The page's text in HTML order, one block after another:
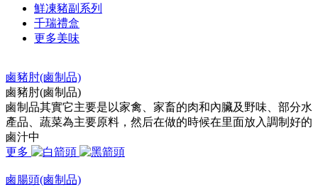
鮮凍豬副系列
千瑞禮盒
更多美味
鹵豬肘(鹵制品)
鹵豬肘(鹵制品)
鹵制品其實它主要是以家禽、家畜的肉和內臟及野味、部分水
產品、蔬菜為主要原料，然后在做的時候在里面放入調制好的
鹵汁中
更多
鹵腸頭(鹵制品)